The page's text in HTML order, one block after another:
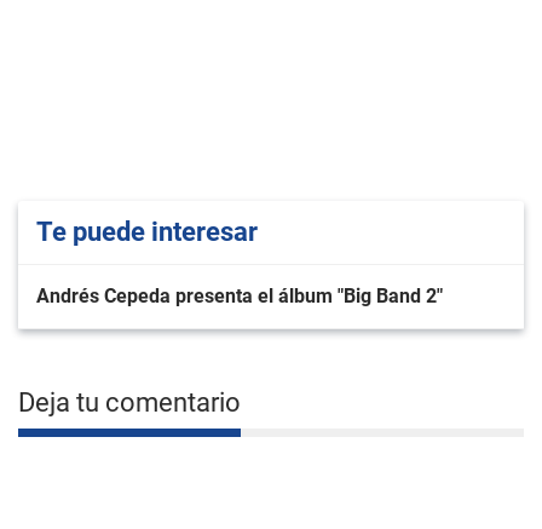
Te puede interesar
Andrés Cepeda presenta el álbum "Big Band 2"
Deja tu comentario